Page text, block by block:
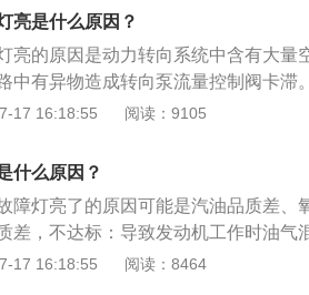
故意换上大功率的灯泡;这些都是引发
:在驾驶室左侧有开关，扭动开关即可
样更加安全。在开灯的状况下，把方
的自适应大灯系统，可透过车头与车
动调节大灯角度和亮度确保驾驶安全。
亮是什么原因？
亮的原因是动力转向系统中含有大量
中有异物造成转向泵流量控制阀卡滞
表盘方向盘故障灯其实就是转向助力
象。汽车仪表盘方向盘故障灯亮的注
，可以低速行驶，不要大幅度转向，
或者是等待救援。
17 16:18:55 阅读：9105
什么原因？
障灯亮了的原因可能是汽油品质差、
差，不达标：导致发动机工作时油气
会影响行车安全，但或多或少会对发
17 16:18:55 阅读：8464